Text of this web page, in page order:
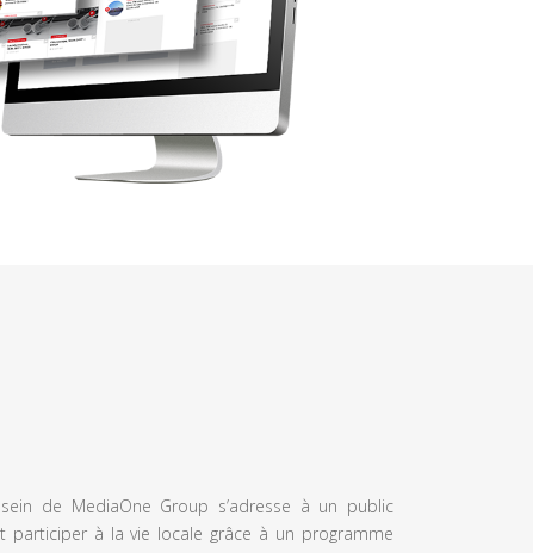
de MediaOne Group s’adresse à un public
participer à la vie locale grâce à un programme